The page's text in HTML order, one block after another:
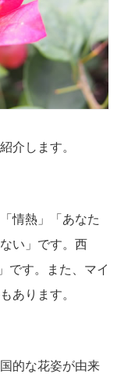
介します。
情熱」「あなた
い」です。西
です。また、マイ
あります。
的な花姿が由来